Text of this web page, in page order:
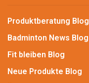
Produktberatung Blog
Badminton News Blog
Fit bleiben Blog
Neue Produkte Blog